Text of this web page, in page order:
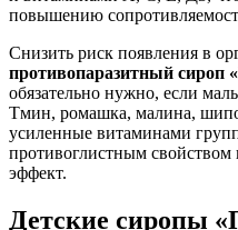
повышению
Снизить риск появления в
противопаразитный сироп
обязательно нужно, если
Тмин, ромашка, малина,
усиленные витаминами
противоглистным
эффект.
Детские сиропы